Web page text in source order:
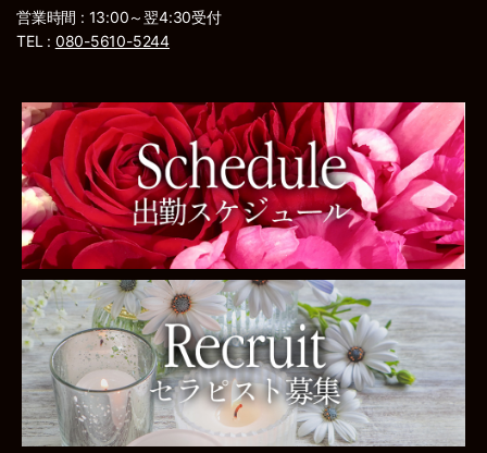
営業時間 : 13:00～翌4:30受付
TEL : 080-5610-5244